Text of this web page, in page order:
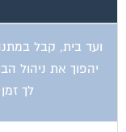
ועד בית, קבל
יהפוך את ניהול
לך